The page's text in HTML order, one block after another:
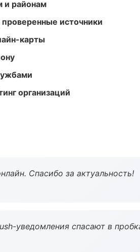
и районам
источники
карты
организаций
Спасибо за актуальность!
уведомления спасают в